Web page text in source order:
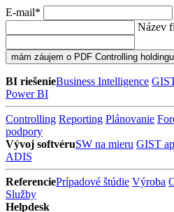
E-mail*
Název
BI riešenieBusiness Intelligence
Power BI
Controlling Reporting Plánovanie
podpory
Vývoj softvéruSW na mieru GIST
ADIS
ReferenciePrípadové štúdie Výroba
Služby
Helpdesk